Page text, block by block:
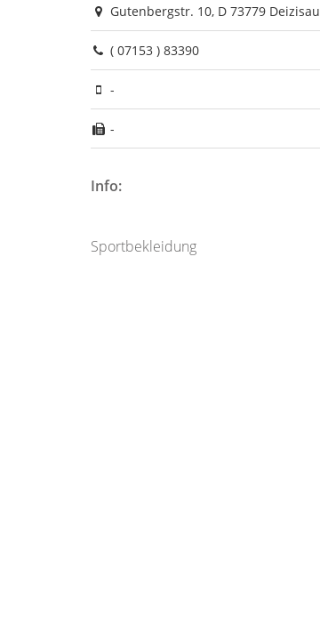
Gutenbergstr. 10, D 73779 Deizisau
( 07153 ) 83390
-
-
Info:
Sportbekleidung